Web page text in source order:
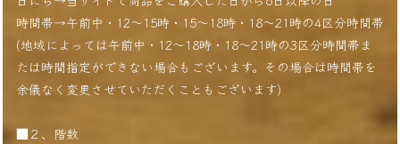
時間帯→午前中・12〜15時・15〜18時・18〜21時の4区分時間帯
(地域によっては午前中・12〜18時・18〜21時の3区分時間帯ま
たは時間指定ができない場合もございます。その場合は時間帯を
余儀なく変更させていただくこともございます)
■２、階数